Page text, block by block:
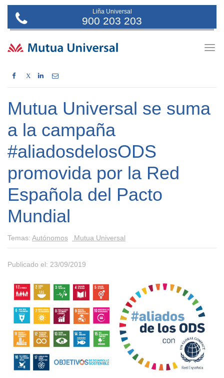
Liña Universal
900 203 203
X
Mutua Universal se suma
a la campaña
#aliadosdelosODS
promovida por la Red
Española del Pacto
Mundial
Temas: Autónomos Mutua Universal
Publicado el: 23/09/2019